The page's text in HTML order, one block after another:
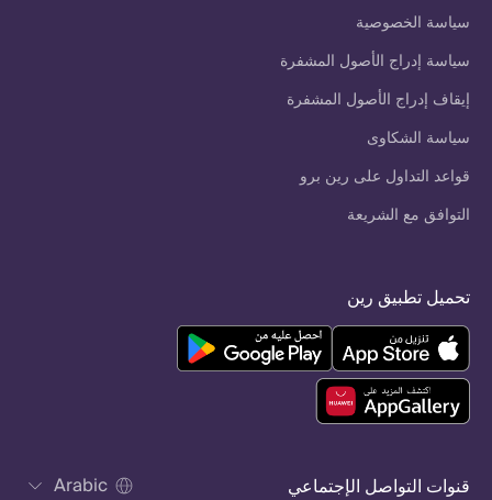
سياسة الخصوصية
سياسة إدراج الأصول المشفرة
إيقاف إدراج الأصول المشفرة
سياسة الشكاوى
قواعد التداول على رين برو
التوافق مع الشريعة
قنوات التواصل الإجتماعي Arabic
تحميل تطبيق رين